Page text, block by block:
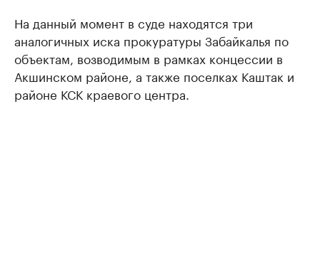
На данный момент в суде находятся три
аналогичных иска прокуратуры Забайкалья по
объектам, возводимым в рамках концессии в
Акшинском районе, а также поселках Каштак и
районе КСК краевого центра.